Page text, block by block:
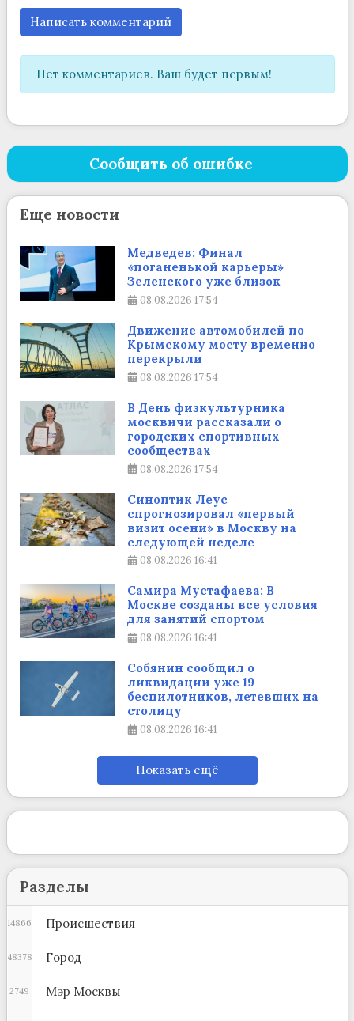
Написать комментарий
Нет комментариев. Ваш будет первым!
Сообщить об ошибке
Еще новости
Медведев: Финал
«поганенькой карьеры»
Зеленского уже близок
08.08.2026 17:54
Движение автомобилей по
Крымскому мосту временно
перекрыли
08.08.2026 17:54
В День физкультурника
москвичи рассказали о
городских спортивных
сообществах
08.08.2026 17:54
Синоптик Леус
спрогнозировал «первый
визит осени» в Москву на
следующей неделе
08.08.2026 16:41
Самира Мустафаева: В
Москве созданы все условия
для занятий спортом
08.08.2026 16:41
Собянин сообщил о
ликвидации уже 19
беспилотников, летевших на
столицу
08.08.2026 16:41
Показать ещё
Разделы
Происшествия
14866
Город
48378
Мэр Москвы
2749